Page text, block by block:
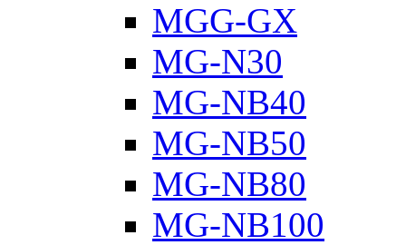
MGG-GX
MG-N30
MG-NB40
MG-NB50
MG-NB80
MG-NB100